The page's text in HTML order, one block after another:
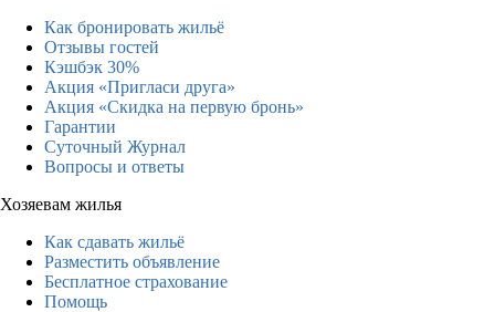
Как бронировать жильё
Отзывы гостей
Кэшбэк 30%
Акция «Пригласи друга»
Акция «Скидка на первую бронь»
Гарантии
Суточный Журнал
Вопросы и ответы
Хозяевам жилья
Как сдавать жильё
Разместить объявление
Бесплатное страхование
Помощь